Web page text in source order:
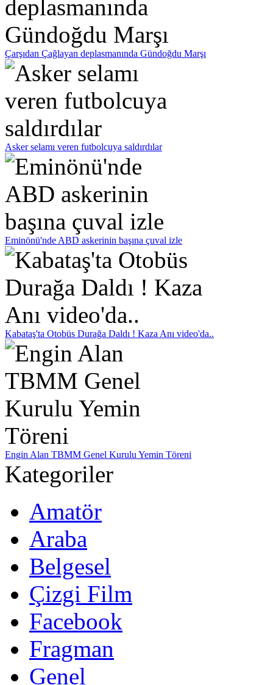
Çarşıdan Çağlayan deplasmanında Gündoğdu Marşı
Asker selamı veren futbolcuya saldırdılar
Eminönü'nde ABD askerinin başına çuval izle
Kabataş'ta Otobüs Durağa Daldı ! Kaza Anı video'da..
Engin Alan TBMM Genel Kurulu Yemin Töreni
Kategoriler
Amatör
Araba
Belgesel
Çizgi Film
Facebook
Fragman
Genel